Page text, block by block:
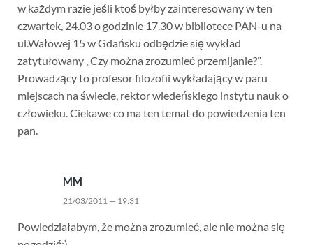
w każdym razie jeśli ktoś byłby zainteresowany w ten
czwartek, 24.03 o godzinie 17.30 w bibliotece PAN-u na
ul.Wałowej 15 w Gdańsku odbędzie się wykład
zatytułowany „Czy można zrozumieć przemijanie?”.
Prowadzący to profesor filozofii wykładający w paru
miejscach na świecie, rektor wiedeńskiego instytu nauk o
człowieku. Ciekawe co ma ten temat do powiedzenia ten
pan.
MM
21/03/2011 — 19:31
Powiedziałabym, że można zrozumieć, ale nie można się